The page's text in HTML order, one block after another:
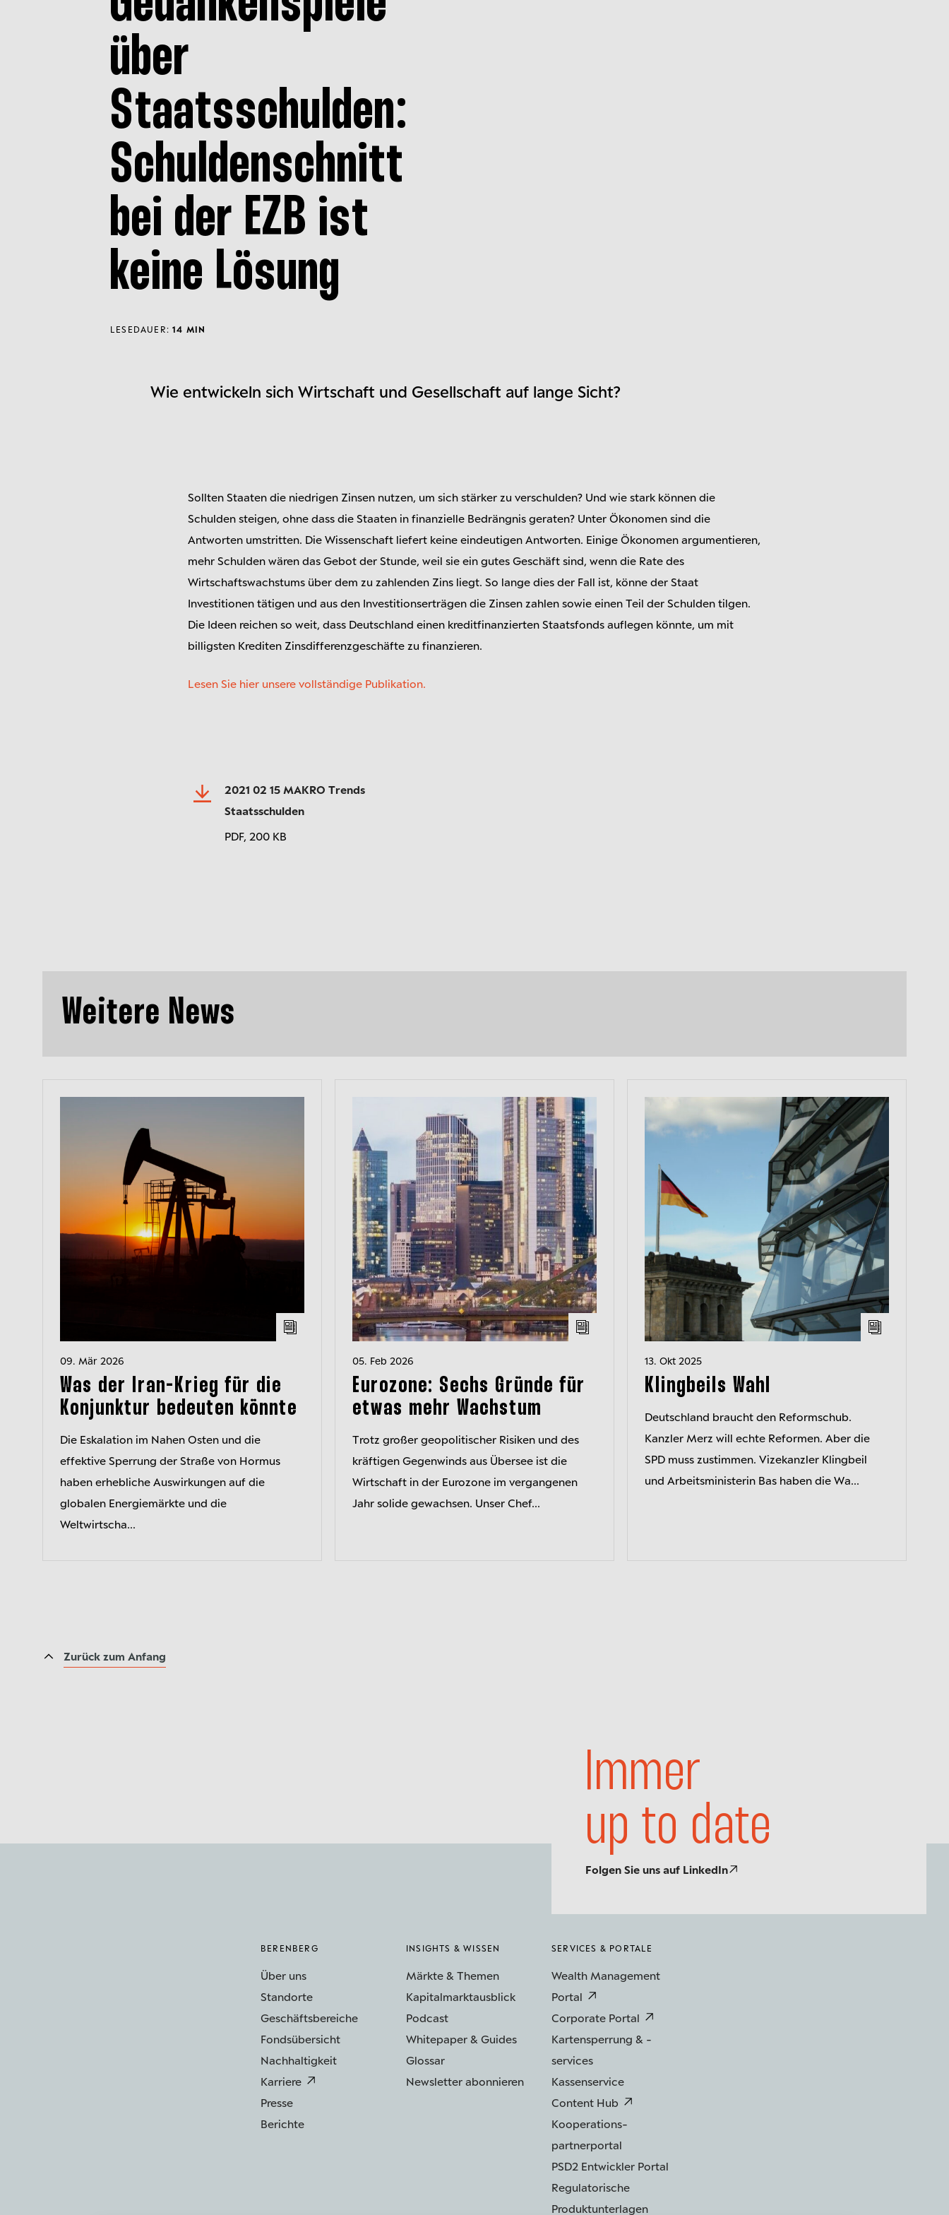
Wie entwickeln sich Wirtschaft und Gesellschaft auf lange Sicht?
über
Staatsschulden:
Schuldenschnitt
bei der EZB ist
keine Lösung
LESEDAUER:14 MIN
Sollten Staaten die niedrigen Zinsen nutzen, um sich stärker zu verschulden? Und wie stark können die
Schulden steigen, ohne dass die Staaten in finanzielle Bedrängnis geraten? Unter Ökonomen sind die
Antworten umstritten. Die Wissenschaft liefert keine eindeutigen Antworten. Einige Ökonomen argumentieren,
mehr Schulden wären das Gebot der Stunde, weil sie ein gutes Geschäft sind, wenn die Rate des
Wirtschaftswachstums über dem zu zahlenden Zins liegt. So lange dies der Fall ist, könne der Staat
Investitionen tätigen und aus den Investitionserträgen die Zinsen zahlen sowie einen Teil der Schulden tilgen.
Die Ideen reichen so weit, dass Deutschland einen kreditfinanzierten Staatsfonds auflegen könnte, um mit
billigsten Krediten Zinsdifferenzgeschäfte zu finanzieren.
Lesen Sie hier unsere vollständige Publikation.
2021 02 15 MAKRO Trends
Staatsschulden
PDF, 200 KB
Weitere News
09. Mär 2026
Was der Iran-Krieg für die
Konjunktur bedeuten könnte
Die Eskalation im Nahen Osten und die
effektive Sperrung der Straße von Hormus
haben erhebliche Auswirkungen auf die
globalen Energiemärkte und die
Weltwirtscha...
05. Feb 2026
Eurozone: Sechs Gründe für
etwas mehr Wachstum
Trotz großer geopolitischer Risiken und des
kräftigen Gegenwinds aus Übersee ist die
Wirtschaft in der Eurozone im vergangenen
Jahr solide gewachsen. Unser Chef...
13. Okt 2025
Klingbeils Wahl
Deutschland braucht den Reformschub.
Kanzler Merz will echte Reformen. Aber die
SPD muss zustimmen. Vizekanzler Klingbeil
und Arbeitsministerin Bas haben die Wa...
Immer
up to date
Folgen Sie uns auf LinkedIn
Zurück zum Anfang
BERENBERG
Über uns
Standorte
Geschäftsbereiche
Fondsübersicht
Nachhaltigkeit
Karriere
Presse
Berichte
INSIGHTS & WISSEN
Märkte & Themen
Kapitalmarktausblick
Podcast
Whitepaper & Guides
Glossar
Newsletter abonnieren
SERVICES & PORTALE
Wealth Management
Portal
Corporate Portal
Kartensperrung & -
services
Kassenservice
Content Hub
Kooperations­
partnerportal
PSD2 Entwickler Portal
Regulatorische
Produktunterlagen